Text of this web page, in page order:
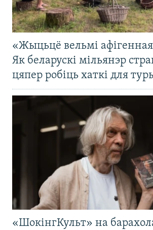
«Жыцьцё вельмі
Як беларускі мільянэр
цяпер робіць хаткі для
«ШокінгКульт» на